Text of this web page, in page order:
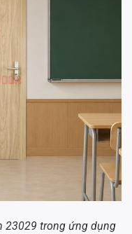
23029 trong ứng dụng